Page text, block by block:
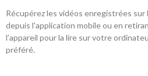
Récupérez les vidéos enregistrées
depuis l'application mobile ou en
l’appareil pour la lire sur votre
préféré.